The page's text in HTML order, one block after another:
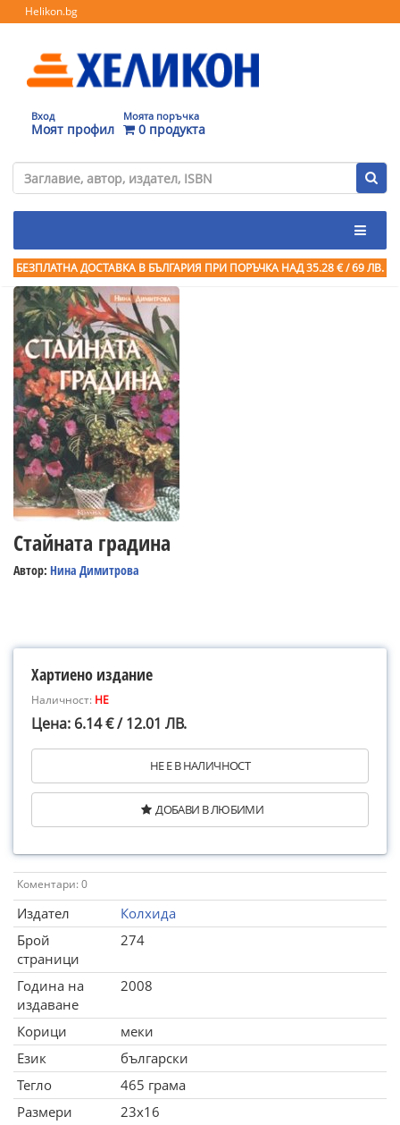
Helikon.bg
Вход
Моят профил
Моята поръчка
0 продукта
БЕЗПЛАТНА ДОСТАВКА В БЪЛГАРИЯ ПРИ ПОРЪЧКА НАД 35.28 € / 69 ЛВ.
Стайната градина
Автор: Нина Димитрова
Хартиено издание
Наличност: НЕ
Цена: 6.14 € / 12.01 ЛВ.
НЕ Е В НАЛИЧНОСТ
ДОБАВИ В ЛЮБИМИ
Коментари: 0
Издател
Колхида
Брой
страници
274
Година на
издаване
2008
Корици
меки
Език
български
Тегло
465 грама
Размери
23x16